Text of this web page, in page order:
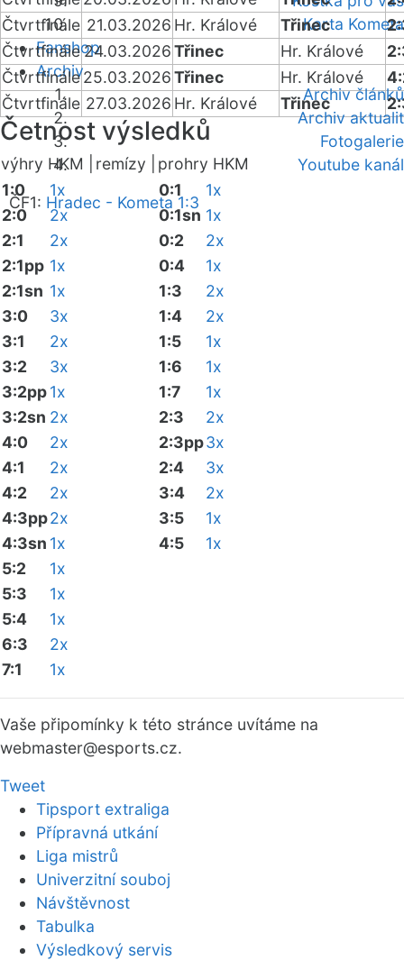
Karta Kometa
Fanshop
Archiv
Archiv článků
Archiv aktualit
Fotogalerie
Youtube kanál
ČF1: Hradec - Kometa 1:3
Čtvrtfinále 21.03.2026 Hr. Králové Třinec
Čtvrtfinále24.03.2026Třinec Hr. Králové
Čtvrtfinále25.03.2026Třinec Hr. Králové
Čtvrtfinále 27.03.2026 Hr. Králové Třinec
Četnost výsledků
výhry HKM | remízy |
prohry HKM
1:0
1x
2:0
2x
2:1
2x
2:1pp 1x
2:1sn 1x
3:0
3x
3:1
2x
3:2
3x
3:2pp1x
3:2sn 2x
4:0
2x
4:1
2x
4:2
2x
4:3pp2x
4:3sn 1x
5:2
1x
5:3
1x
5:4
1x
6:3
2x
7:1
1x
0:1
1x
0:1sn 1x
0:2
2x
0:4
1x
1:3
2x
1:4
2x
1:5
1x
1:6
1x
1:7
1x
2:3
2x
2:3pp3x
2:4
3x
3:4
2x
3:5
1x
4:5
1x
Vaše připomínky k této stránce uvítáme na
webmaster@esports.cz.
Tweet
Tipsport extraliga
Přípravná utkání
Liga mistrů
Univerzitní souboj
Návštěvnost
Tabulka
Výsledkový servis